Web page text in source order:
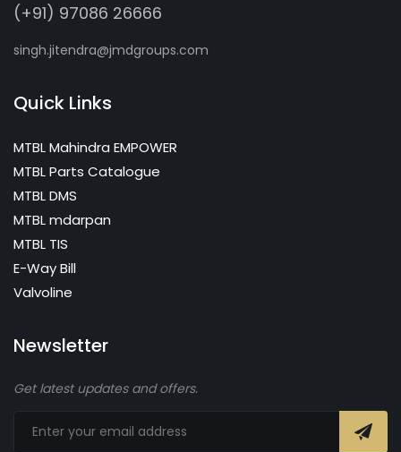
(+91) 97086 26666
singh.jitendra@jmdgroups.com
Quick Links
MTBL Mahindra EMPOWER
MTBL Parts Catalogue
MTBL DMS
MTBL mdarpan
MTBL TIS
E-Way Bill
Valvoline
Newsletter
Get latest updates and offers.